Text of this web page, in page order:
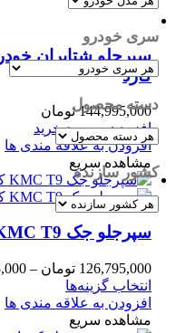
سری خودرو
دسته محصول
کشور سازنده
سپرجلو شتابران
گارد
144,995,000 تومان
افزودن به سبد خرید
افزودن به علاقه مندی ها
مشاهده سریع
سپرجلو جک KMC T9 کمل آفرود
126,795,000 تومان –
انتخاب گزینه‌ها
افزودن به علاقه مندی ها
مشاهده سریع